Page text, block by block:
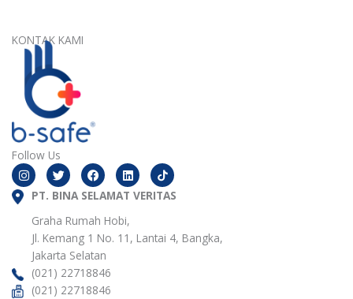
KONTAK KAMI
Follow Us
I
n
s
t
T
w
i
t
e
F
a
c
e
o
o
L
i
n
k
d
i
n
PT. BINA SELAMAT VERITAS
Graha Rumah Hobi,
Jl. Kemang 1 No. 11, Lantai 4, Bangka,
Jakarta Selatan
(021) 22718846
(021) 22718846